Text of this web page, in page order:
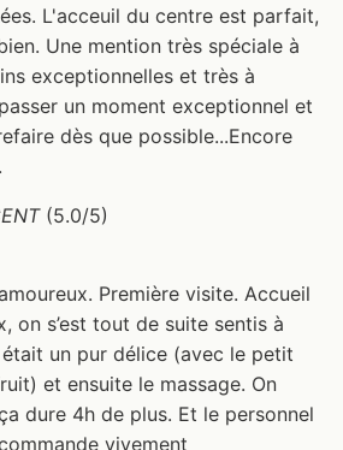
L'acceuil du centre est parfait,
Une mention très spéciale à
exceptionnelles et très à
un moment exceptionnel et
dès que possible...Encore
(5.0/5)
Première visite. Accueil
on s’est tout de suite sentis à
était un pur délice (avec le petit
et ensuite le massage. On
dure 4h de plus. Et le personnel
vivement